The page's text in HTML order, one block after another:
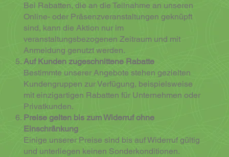
Bei Rabatten, die an die Teilnahme an unseren
Online- oder Präsenzveranstaltungen geknüpft
sind, kann die Aktion nur im
veranstaltungsbezogenen Zeitraum und mit
Anmeldung genutzt werden.
Auf Kunden zugeschnittene Rabatte
Bestimmte unserer Angebote stehen gezielten
Kundengruppen zur Verfügung, beispielsweise
mit einzigartigen Rabatten für Unternehmen oder
Privatkunden.
Preise gelten bis zum Widerruf ohne
Einschränkung
Einige unserer Preise sind bis auf Widerruf gültig
und unterliegen keinen Sonderkonditionen.